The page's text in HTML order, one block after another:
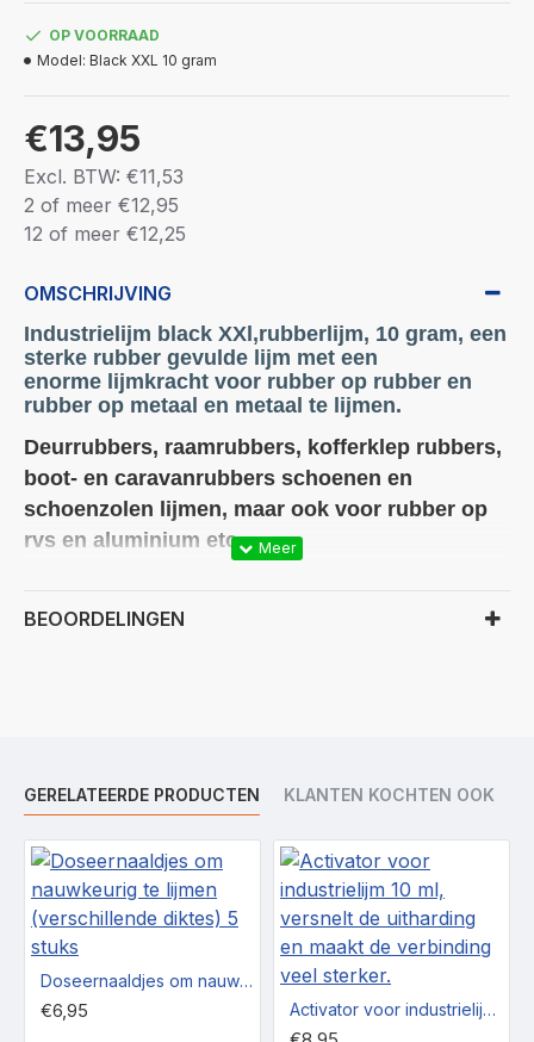
€13,95
Excl. BTW: €11,53
2 of meer €12,95
12 of meer €12,25
OP VOORRAAD
Model: Black XXL 10 gram
OMSCHRIJVING
Industrielijm black XXl,rubberlijm, 10 gram, een
sterke rubber gevulde lijm met een
enorme lijmkracht voor rubber op rubber en
rubber op metaal en metaal te lijmen.
Deurrubbers, raamrubbers, kofferklep rubbers,
boot- en caravanrubbers schoenen en
schoenzolen lijmen, maar ook voor rubber op
rvs en aluminium etc.
en wordt gebruikt in de rubber en metaal verwerkende industrie,
in garagebedrijven en binnen andere tecnische bedrijven en
wordt ook gebruikt om bijv, schoenzolen te lijmen.
Zwarte Industrielijm
, uitermate geschikt voor het lijmen van
raamrubbers, deurrubbers rubber op metaal en voor
BEOORDELINGEN
GERELATEERDE PRODUCTEN KLANTEN KOCHTEN OOK
Doseernaaldjes om nauwkeurig te lijmen (verschillende diktes) 5 stuks
€6,95 Activator voor industrielijm 10 ml, versnelt de uitharding en maakt de verbinding veel sterker.